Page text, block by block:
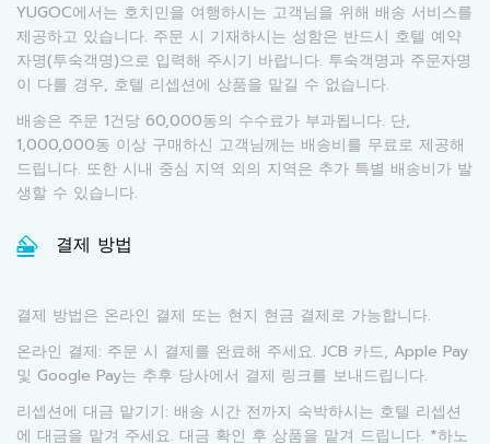
YUGOC에서는 호치민을 여행하시는 고객님을 위해 배송 서비스를
제공하고 있습니다. 주문 시 기재하시는 성함은 반드시 호텔 예약
자명(투숙객명)으로 입력해 주시기 바랍니다. 투숙객명과 주문자명
이 다를 경우, 호텔 리셉션에 상품을 맡길 수 없습니다.
배송은 주문 1건당 60,000동의 수수료가 부과됩니다. 단,
1,000,000동 이상 구매하신 고객님께는 배송비를 무료로 제공해
드립니다. 또한 시내 중심 지역 외의 지역은 추가 특별 배송비가 발
생할 수 있습니다.
결제 방법
결제 방법은 온라인 결제 또는 현지 현금 결제로 가능합니다.
온라인 결제: 주문 시 결제를 완료해 주세요. JCB 카드, Apple Pay
및 Google Pay는 추후 당사에서 결제 링크를 보내드립니다.
리셉션에 대금 맡기기: 배송 시간 전까지 숙박하시는 호텔 리셉션
에 대금을 맡겨 주세요. 대금 확인 후 상품을 맡겨 드립니다. *하노